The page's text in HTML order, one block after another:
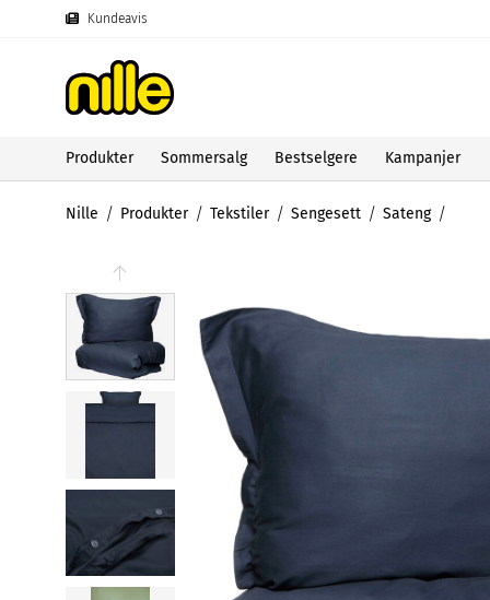
Kundeavis
Produkter Sommersalg Bestselgere Kampanjer
Nille Produkter Tekstiler Sengesett Sateng